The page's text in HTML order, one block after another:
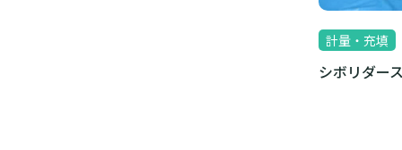
計量・充填
シボリダー